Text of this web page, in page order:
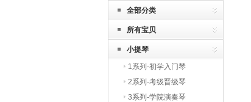
全部分类
所有宝贝
小提琴
1系列-初学入门琴
2系列-考级晋级琴
3系列-学院演奏琴